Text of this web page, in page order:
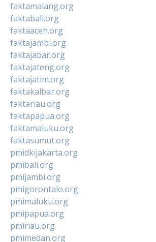
faktamalang.org
faktabali.org
faktaaceh.org
faktajambi.org
faktajabar.org
faktajateng.org
faktajatim.org
faktakalbar.org
faktariau.org
faktapapua.org
faktamaluku.org
faktasumut.org
pmidkijakarta.org
pmibali.org
pmijambi.org
pmigorontalo.org
pmimaluku.org
pmipapua.org
pmiriau.org
pmimedan.org